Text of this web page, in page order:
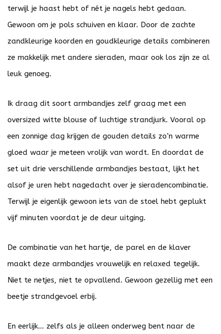
terwijl je haast hebt of nét je nagels hebt gedaan.
Gewoon om je pols schuiven en klaar. Door de zachte
zandkleurige koorden en goudkleurige details combineren
ze makkelijk met andere sieraden, maar ook los zijn ze al
leuk genoeg.
Ik draag dit soort armbandjes zelf graag met een
oversized witte blouse of luchtige strandjurk. Vooral op
een zonnige dag krijgen de gouden details zo’n warme
gloed waar je meteen vrolijk van wordt. En doordat de
set uit drie verschillende armbandjes bestaat, lijkt het
alsof je uren hebt nagedacht over je sieradencombinatie.
Terwijl je eigenlijk gewoon iets van de stoel hebt geplukt
vijf minuten voordat je de deur uitging.
De combinatie van het hartje, de parel en de klaver
maakt deze armbandjes vrouwelijk en relaxed tegelijk.
Niet te netjes, niet te opvallend. Gewoon gezellig met een
beetje strandgevoel erbij.
En eerlijk… zelfs als je alleen onderweg bent naar de